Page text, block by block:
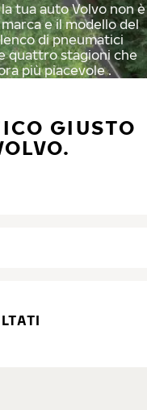
tua auto Volvo non è
e il modello del
di pneumatici
quattro stagioni che
più piacevole .
GIUSTO